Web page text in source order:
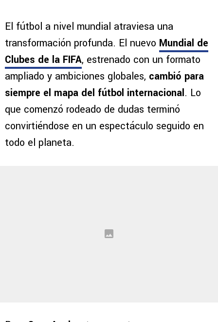
El fútbol a nivel mundial atraviesa una
transformación profunda. El nuevo Mundial de
Clubes de la FIFA, estrenado con un formato
ampliado y ambiciones globales, cambió para
siempre el mapa del fútbol internacional. Lo
que comenzó rodeado de dudas terminó
convirtiéndose en un espectáculo seguido en
todo el planeta.